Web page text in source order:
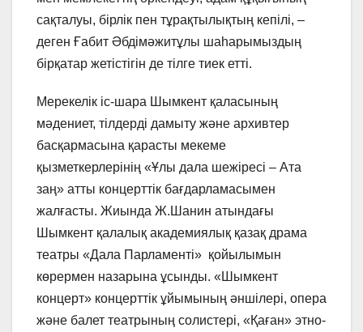
сақталуы, бірлік пен тұрақтылықтың кепілі, –
деген Ғабит Әбдімәжитұлы шаһарымыздың
бірқатар жетістігін де тілге тиек етті.
Мерекелік іс-шара Шымкент қаласының
мәдениет, тілдерді дамыту және архивтер
басқармасына қарасты мекеме
қызметкерлерінің «Ұлы дала шежіресі – Ата
заң» атты концерттік бағдарламасымен
жалғасты. Жиында Ж.Шанин атындағы
Шымкент қалалық академиялық қазақ драма
театры «Дала Парламенті» қойылымын
көрермен назарына ұсынды. «Шымкент
концерт» концерттік ұйымының әншілері, опера
және балет театрының солистері, «Қаған» этно-